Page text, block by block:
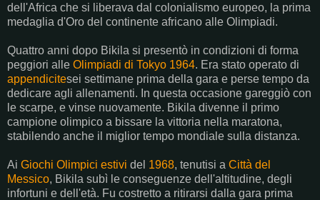
dell'Africa che si liberava dal colonialismo europeo, la prima
medaglia d'Oro del continente africano alle Olimpiadi.
Quattro anni dopo Bikila si presentò in condizioni di forma
peggiori alle Olimpiadi di Tokyo 1964. Era stato operato di
appendicitesei settimane prima della gara e perse tempo da
dedicare agli allenamenti. In questa occasione gareggiò con
le scarpe, e vinse nuovamente. Bikila divenne il primo
campione olimpico a bissare la vittoria nella maratona,
stabilendo anche il miglior tempo mondiale sulla distanza.
Ai Giochi Olimpici estivi del 1968, tenutisi a Città del
Messico, Bikila subì le conseguenze dell'altitudine, degli
infortuni e dell'età. Fu costretto a ritirarsi dalla gara prima